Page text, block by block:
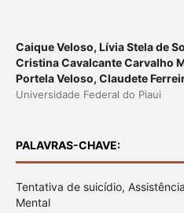
Caique Veloso, Lívia Stela de
Cristina Cavalcante Carvalho
Portela Veloso, Claudete
Universidade Federal do Piaui
PALAVRAS-CHAVE:
Tentativa de suicídio,
Mental